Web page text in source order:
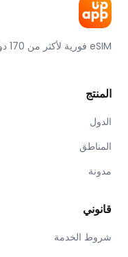
eSIM فورية لأكثر من 170 دولة. ابقَ متصلاً في أي مكان في العالم.
المنتج
الدول
المناطق
مدونة
قانوني
شروط الخدمة